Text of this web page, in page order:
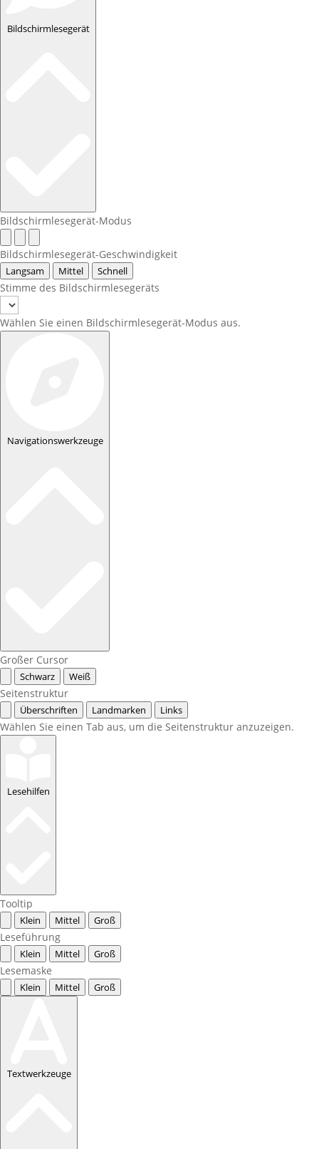
Bildschirmlesegerät
Bildschirmlesegerät-Modus
Bildschirmlesegerät-Geschwindigkeit
Langsam Mittel Schnell
Stimme des Bildschirmlesegeräts
Wählen Sie einen Bildschirmlesegerät-Modus aus.
Navigationswerkzeuge
Großer Cursor
Schwarz Weiß
Seitenstruktur
Überschriften Landmarken Links
Wählen Sie einen Tab aus, um die Seitenstruktur anzuzeigen.
Lesehilfen
Tooltip
Klein Mittel Groß
Leseführung
Klein Mittel Groß
Lesemaske
Klein Mittel Groß
Textwerkzeuge